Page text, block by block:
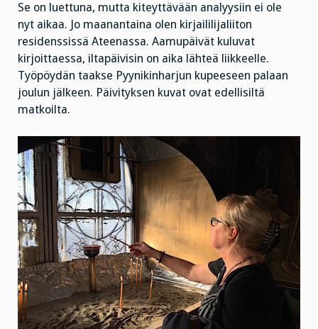
Se on luettuna, mutta kiteyttävään analyysiin ei ole
nyt aikaa. Jo maanantaina olen kirjaililijaliiton
residenssissä Ateenassa. Aamupäivät kuluvat
kirjoittaessa, iltapäivisin on aika lähteä liikkeelle.
Työpöydän taakse Pyynikinharjun kupeeseen palaan
joulun jälkeen. Päivityksen kuvat ovat edellisiltä
matkoilta.